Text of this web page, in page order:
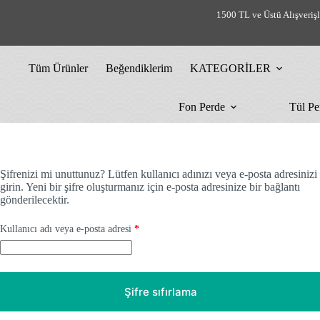
1500 TL ve Üstü
Tüm Ürünler Beğendiklerim KATEGORİLER
Fon Perde
Tül
Şifrenizi mi unuttunuz? Lütfen kullanıcı adınızı veya e-posta adresinizi
girin. Yeni bir şifre oluşturmanız için e-posta adresinize bir bağlantı
gönderilecektir.
Kullanıcı adı veya e-posta adresi *Gerekli
Şifre sıfırlama